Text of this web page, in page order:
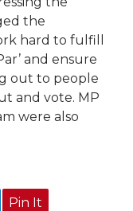
the
hard to fulfill
and ensure
out to people
and vote. MP
were also
Pin It